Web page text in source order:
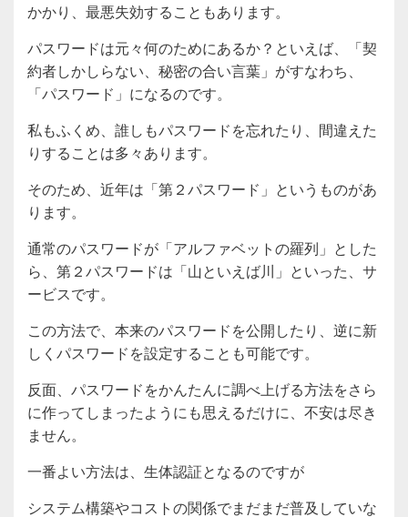
かかり、最悪失効することもあります。
パスワードは元々何のためにあるか？といえば、「契
約者しかしらない、秘密の合い言葉」がすなわち、
「パスワード」になるのです。
私もふくめ、誰しもパスワードを忘れたり、間違えた
りすることは多々あります。
そのため、近年は「第２パスワード」というものがあ
ります。
通常のパスワードが「アルファベットの羅列」とした
ら、第２パスワードは「山といえば川」といった、サ
ービスです。
この方法で、本来のパスワードを公開したり、逆に新
しくパスワードを設定することも可能です。
反面、パスワードをかんたんに調べ上げる方法をさら
に作ってしまったようにも思えるだけに、不安は尽き
ません。
一番よい方法は、生体認証となるのですが
システム構築やコストの関係でまだまだ普及していな